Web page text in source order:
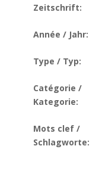
Zeitschrift:
Année / Jahr:
Type / Typ:
Catégorie /
Kategorie:
Mots clef /
Schlagworte: